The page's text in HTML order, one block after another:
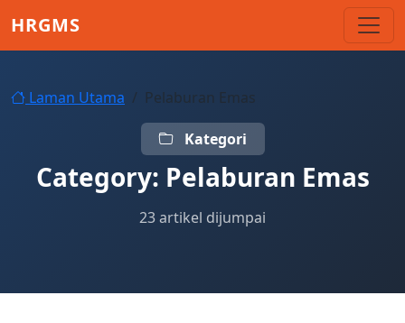
HRGMS
Laman Utama Pelaburan Emas
Kategori
Category: Pelaburan Emas
23 artikel dijumpai